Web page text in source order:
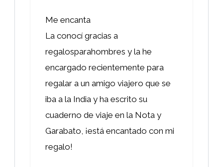
Me encanta
La conocí gracias a
regalosparahombres y la he
encargado recientemente para
regalar a un amigo viajero que se
iba a la India y ha escrito su
cuaderno de viaje en la Nota y
Garabato, ¡está encantado con mi
regalo!